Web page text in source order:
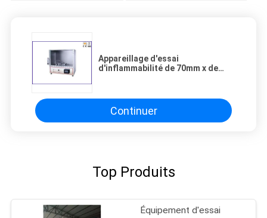
Appareillage d'essai
d'inflammabilité de 70mm x de
Continuer
Top Produits
Équipement d'essai